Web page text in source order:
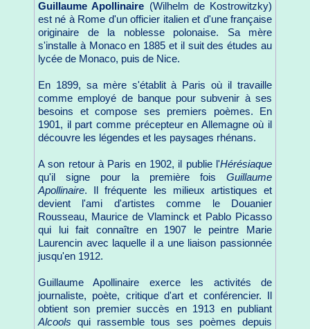
Guillaume Apollinaire (Wilhelm de Kostrowitzky)
est né à Rome d'un officier italien et d'une française
originaire de la noblesse polonaise. Sa mère
s'installe à Monaco en 1885 et il suit des études au
lycée de Monaco, puis de Nice.
En 1899, sa mère s'établit à Paris où il travaille
comme employé de banque pour subvenir à ses
besoins et compose ses premiers poèmes. En
1901, il part comme précepteur en Allemagne où il
découvre les légendes et les paysages rhénans.
A son retour à Paris en 1902, il publie l'Hérésiaque
qu'il signe pour la première fois Guillaume
Apollinaire. Il fréquente les milieux artistiques et
devient l'ami d'artistes comme le Douanier
Rousseau, Maurice de Vlaminck et Pablo Picasso
qui lui fait connaître en 1907 le peintre Marie
Laurencin avec laquelle il a une liaison passionnée
jusqu'en 1912.
Guillaume Apollinaire exerce les activités de
journaliste, poète, critique d'art et conférencier. Il
obtient son premier succès en 1913 en publiant
Alcools qui rassemble tous ses poèmes depuis